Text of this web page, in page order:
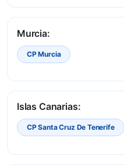
Murcia:
CP Murcia
Islas Canarias:
CP Santa Cruz De Tenerife